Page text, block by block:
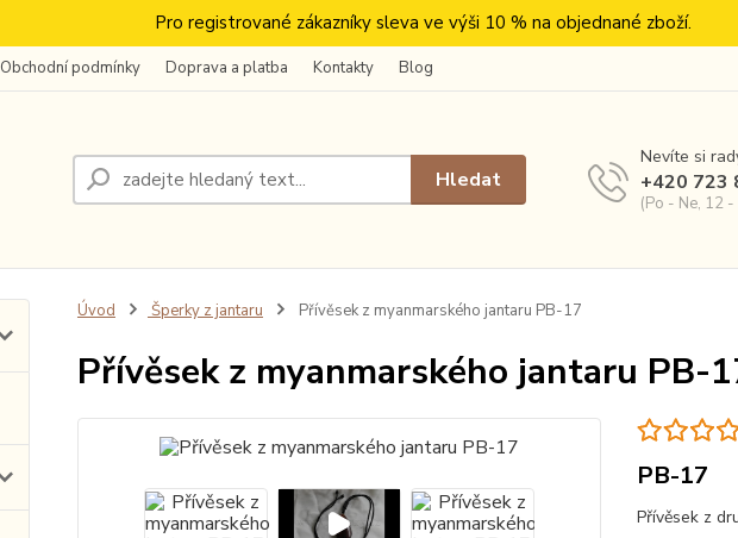
Pro registrované zákazníky sleva ve výši 10 % na objednané zboží.
Obchodní podmínky Doprava a platba Kontakty Blog
Hledat
Nevíte si
+420 723
(Po - Ne, 12
Úvod Šperky z jantaru Přívěsek z myanmarského jantaru PB-17
Přívěsek z myanmarského jantaru PB-
PB-17
Přívěsek z